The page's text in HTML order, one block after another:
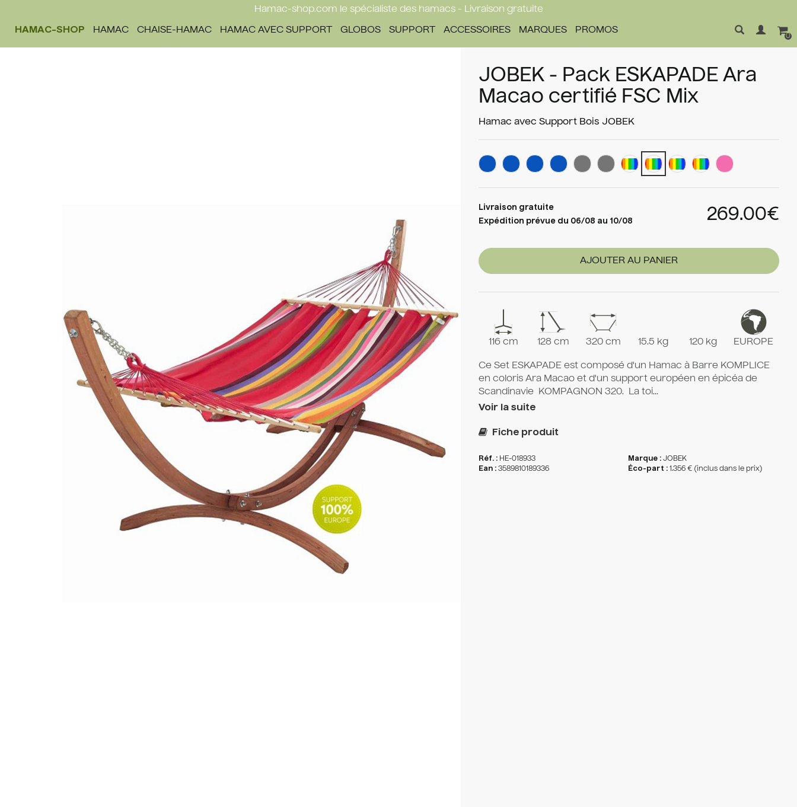
Hamac-shop.com le spécialiste des hamacs - Livraison gratuite
HAMAC-SHOP HAMAC CHAISE-HAMAC HAMAC AVEC SUPPORT GLOBOS SUPPORT ACCESSOIRES MARQUES PROMOS
0
JOBEK - Pack ESKAPADE Ara
Macao certifié FSC Mix
Hamac avec Support Bois JOBEK
Livraison gratuite
Expédition prévue du 06/08 au 10/08
269.00€
AJOUTER AU PANIER
116 cm 128 cm 320 cm 15.5 kg 120 kg EUROPE
Ce Set ESKAPADE est composé d'un Hamac à Barre KOMPLICE
en coloris Ara Macao et d'un support européen en épicéa de
Scandinavie KOMPAGNON 320. La toi...
Voir la suite
Fiche produit
Réf. : HE-018933
Ean : 3589810189336
Marque : JOBEK
Éco-part : 1.356 € (inclus dans le prix)